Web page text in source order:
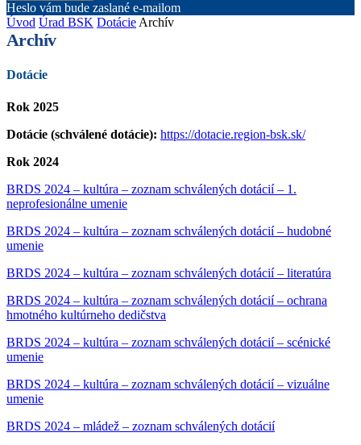
Heslo vám bude zaslané e-mailom
Úvod Úrad BSK Dotácie Archív
Archív
Dotácie
Rok 2025
Dotácie (schválené dotácie): https://dotacie.region-bsk.sk/
Rok 2024
BRDS 2024 – kultúra – zoznam schválených dotácií – 1.
neprofesionálne umenie
BRDS 2024 – kultúra – zoznam schválených dotácií – hudobné
umenie
BRDS 2024 – kultúra – zoznam schválených dotácií – literatúra
BRDS 2024 – kultúra – zoznam schválených dotácií – ochrana
hmotného kultúrneho dedičstva
BRDS 2024 – kultúra – zoznam schválených dotácií – scénické
umenie
BRDS 2024 – kultúra – zoznam schválených dotácií – vizuálne
umenie
BRDS 2024 – mládež – zoznam schválených dotácií